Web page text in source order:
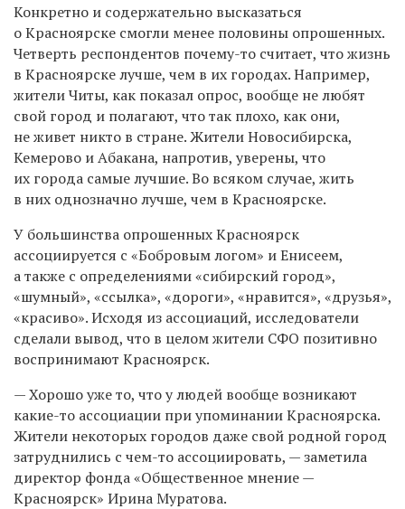
Конкретно и содержательно высказаться
о Красноярске смогли менее половины опрошенных.
Четверть респондентов почему-то считает, что жизнь
в Красноярске лучше, чем в их городах. Например,
жители Читы, как показал опрос, вообще не любят
свой город и полагают, что так плохо, как они,
не живет никто в стране. Жители Новосибирска,
Кемерово и Абакана, напротив, уверены, что
их города самые лучшие. Во всяком случае, жить
в них однозначно лучше, чем в Красноярске.
У большинства опрошенных Красноярск
ассоциируется с «Бобровым логом» и Енисеем,
а также с определениями «сибирский город»,
«шумный», «ссылка», «дороги», «нравится», «друзья»,
«красиво». Исходя из ассоциаций, исследователи
сделали вывод, что в целом жители СФО позитивно
воспринимают Красноярск.
— Хорошо уже то, что у людей вообще возникают
какие-то ассоциации при упоминании Красноярска.
Жители некоторых городов даже свой родной город
затруднились с чем-то ассоциировать, — заметила
директор фонда «Общественное мнение —
Красноярск» Ирина Муратова.